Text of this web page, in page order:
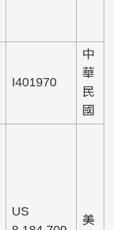
I401970
中
華
民
國
US
美